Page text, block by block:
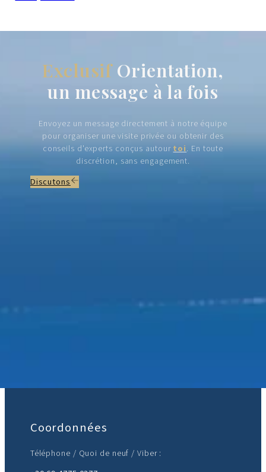
ExclusifOrientation,
un message à la fois
Envoyez un message directement à notre équipe
pour organiser une visite privée ou obtenir des
conseils d'experts conçus autourtoi. En toute
discrétion, sans engagement.
Discutons
Coordonnées
Téléphone / Quoi de neuf / Viber :